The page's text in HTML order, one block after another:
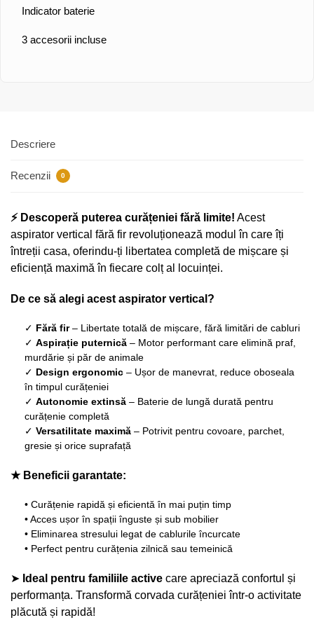
Indicator baterie
3 accesorii incluse
Descriere
Recenzii 0
⚡ Descoperă puterea curățeniei fără limite! Acest
aspirator vertical fără fir revoluționează modul în care îți
întreții casa, oferindu-ți libertatea completă de mișcare și
eficiență maximă în fiecare colț al locuinței.
De ce să alegi acest aspirator vertical?
✓ Fără fir– Libertate totală de mișcare, fără limitări de cabluri
✓ Aspirație puternică – Motor performant care elimină praf,
murdărie și păr de animale
✓ Design ergonomic – Ușor de manevrat, reduce oboseala
în timpul curățeniei
✓ Autonomie extinsă – Baterie de lungă durată pentru
curățenie completă
✓ Versatilitate maximă – Potrivit pentru covoare, parchet,
gresie și orice suprafață
★ Beneficii garantate:
• Curățenie rapidă și eficientă în mai puțin timp
• Acces ușor în spații înguste și sub mobilier
• Eliminarea stresului legat de cablurile încurcate
• Perfect pentru curățenia zilnică sau temeinică
➤ Ideal pentru familiile active care apreciază confortul și
performanța. Transformă corvada curățeniei într-o activitate
plăcută și rapidă!